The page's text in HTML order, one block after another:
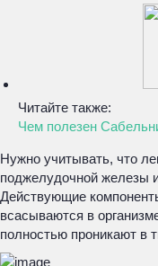
Читайте также:
Чем полезен
Нужно учитывать, что
поджелудочной железы
Действующие
всасываются в
полностью проникают в